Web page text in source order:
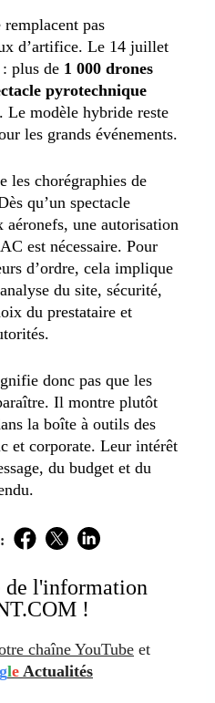
pas
d’artifice. Le 14 juillet
plus de 1 000 drones
pyrotechnique
modèle hybride reste
les grands événements.
les chorégraphies de
qu’un spectacle
aéronefs, une autorisation
est nécessaire. Pour
d’ordre, cela implique
du site, sécurité,
du prestataire et
donc pas que les
Il montre plutôt
la boîte à outils des
et corporate. Leur intérêt
du budget et du
Facebook
TwitterLinkedIn
de l'information
!
chaîne YouTube et
gle Actualités